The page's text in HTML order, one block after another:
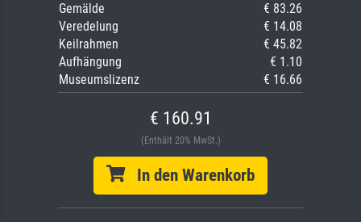
Gemälde
€ 83.26
Veredelung
€ 14.08
Keilrahmen
€ 45.82
Aufhängung
€ 1.10
Museumslizenz
€ 16.66
€ 160.91
(Enthält 20% MwSt.)
In den Warenkorb